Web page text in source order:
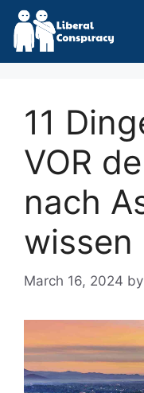
Skip
content
11
VOR
nach
wissen
March 16, 2024 by